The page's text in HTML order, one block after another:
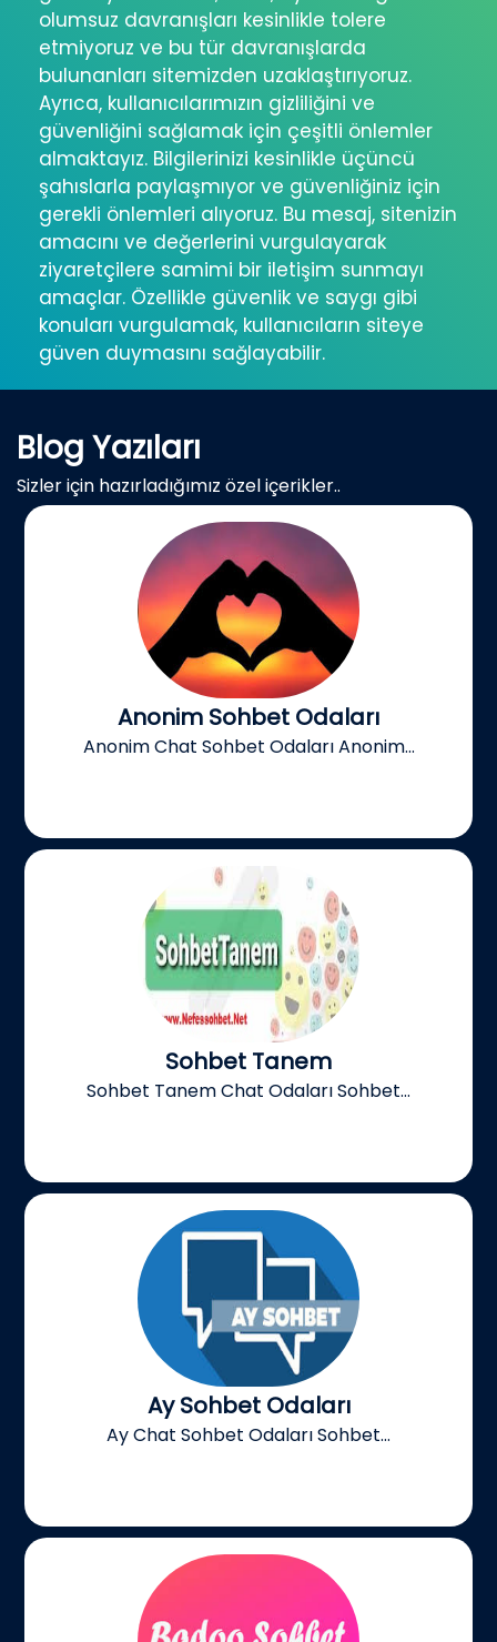
olumsuz davranışları kesinlikle tolere
etmiyoruz ve bu tür davranışlarda
bulunanları sitemizden uzaklaştırıyoruz.
Ayrıca, kullanıcılarımızın gizliliğini ve
güvenliğini sağlamak için çeşitli önlemler
almaktayız. Bilgilerinizi kesinlikle üçüncü
şahıslarla paylaşmıyor ve güvenliğiniz için
gerekli önlemleri alıyoruz. Bu mesaj, sitenizin
amacını ve değerlerini vurgulayarak
ziyaretçilere samimi bir iletişim sunmayı
amaçlar. Özellikle güvenlik ve saygı gibi
konuları vurgulamak, kullanıcıların siteye
güven duymasını sağlayabilir.
Blog Yazıları
Sizler için hazırladığımız özel içerikler..
Anonim Sohbet Odaları
Anonim Chat Sohbet Odaları Anonim...
Sohbet Tanem
Sohbet Tanem Chat Odaları Sohbet...
Ay Sohbet Odaları
Ay Chat Sohbet Odaları Sohbet...